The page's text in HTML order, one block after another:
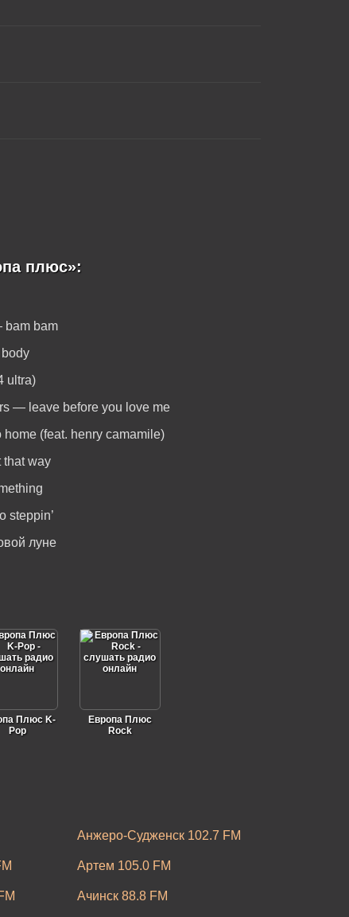
плюс»:
bam bam
ultra)
— leave before you love me
(feat. henry camamile)
that way
steppin’
луне
Плюс K-
Pop
Европа Плюс
Rock
Анжеро-Судженск 102.7 FM
Артем 105.0 FM
Ачинск 88.8 FM